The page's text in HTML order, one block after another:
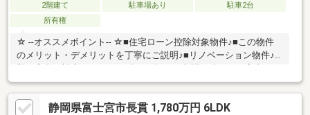
2階建て 駐車場あり
駐車2台
所有権
☆ --オススメポイント-- ☆■住宅ローン控除対象物件♪■この物件
のメリット・デメリットを丁寧にご説明♪■リノベーション物件♪■
ます♪■本日ご案内OK♪
静岡県富士宮市長貫 1,780万円 6LDK